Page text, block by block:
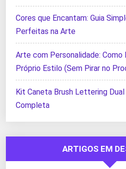
Cores que Encantam: Guia
Perfeitas na Arte
Arte com Personalidade: Como
Próprio Estilo (Sem Pirar no
Kit Caneta Brush Lettering
Completa
ARTIGOS EM